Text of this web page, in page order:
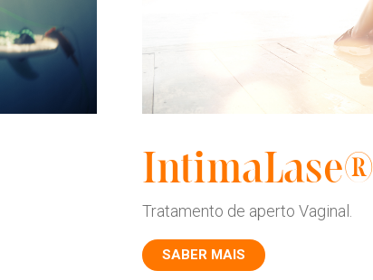
IntimaLase®
Tratamento de aperto Vaginal.
SABER MAIS